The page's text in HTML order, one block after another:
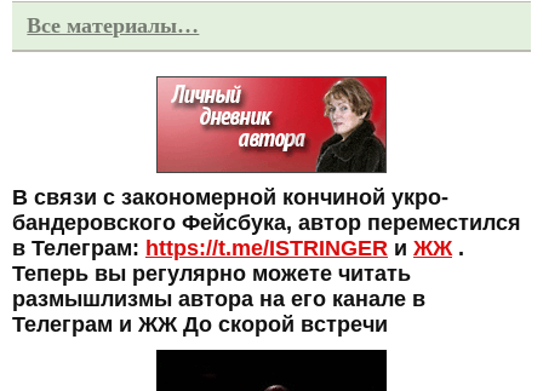
Все материалы…
В связи с закономерной кончиной укро-
бандеровского Фейсбука, автор переместился
в Телеграм: https://t.me/ISTRINGER и ЖЖ.
Теперь вы регулярно можете читать
размышлизмы автора на его канале в
Телеграм и ЖЖ До скорой встречи